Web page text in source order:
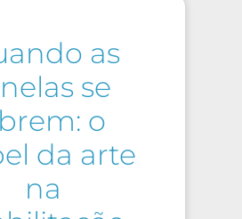
as
se
o
da arte
na